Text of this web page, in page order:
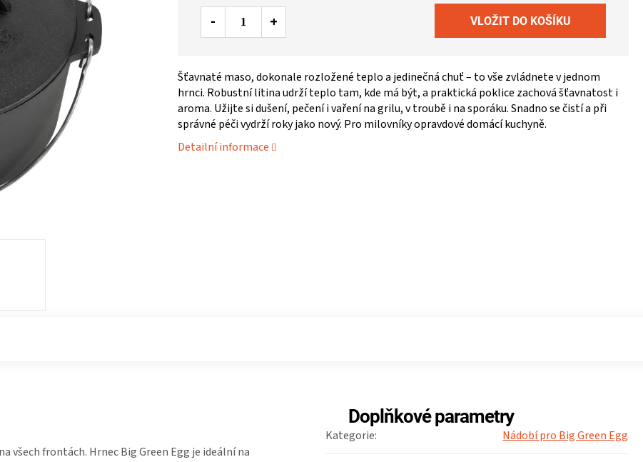
Šťavnaté maso, dokonale rozložené teplo a jedinečná chuť – to vše zvládnete v jednom
hrnci. Robustní litina udrží teplo tam, kde má být, a praktická poklice zachová šťavnatost i
aroma. Užijte si dušení, pečení i vaření na grilu, v troubě i na sporáku. Snadno se čistí a při
správné péči vydrží roky jako nový. Pro milovníky opravdové domácí kuchyně.
Detailní informace
frontách. Hrnec Big Green Egg je ideální na
Doplňkové parametry
Kategorie: Nádobí pro Big Green Egg